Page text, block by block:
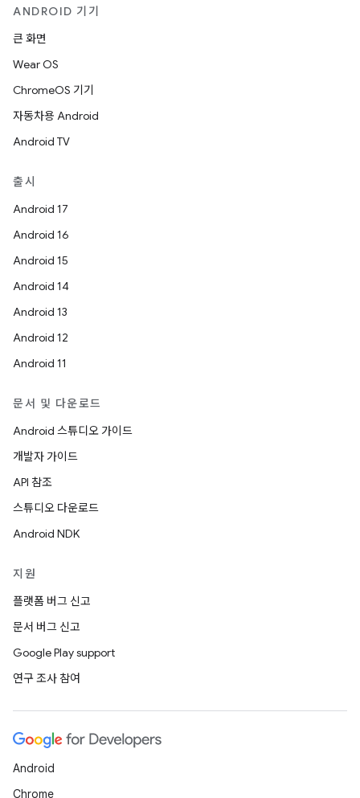
ANDROID 기기
큰 화면
Wear OS
ChromeOS 기기
자동차용 Android
Android TV
출시
Android 17
Android 16
Android 15
Android 14
Android 13
Android 12
Android 11
문서 및 다운로드
Android 스튜디오 가이드
개발자 가이드
API 참조
스튜디오 다운로드
Android NDK
지원
플랫폼 버그 신고
문서 버그 신고
Google Play support
연구 조사 참여
Android
Chrome